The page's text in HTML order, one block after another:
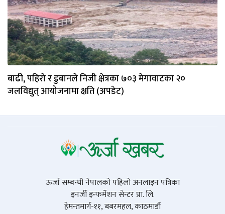
बाढी, पहिराे र डुबानले निजी क्षेत्रका ७०३ मेगावाटका २०
जलविद्युत् आयोजनामा क्षति (अपडेट)
ऊर्जा सम्बन्धी नेपालको पहिलो अनलाइन पत्रिका
इनर्जी इन्फर्मेशन सेन्टर प्रा. लि.
हेमन्तमार्ग-११, बबरमहल, काठमाडौं